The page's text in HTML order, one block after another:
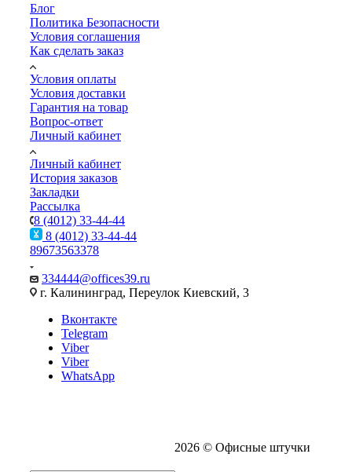
Блог
Политика Безопасности
Условия соглашения
Как сделать заказ
Условия оплаты
Условия доставки
Гарантия на товар
Вопрос-ответ
Личный кабинет
Личный кабинет
История заказов
Закладки
Рассылка
8 (4012) 33-44-44
8 (4012) 33-44-44
89673563378
334444@offices39.ru
г. Калининград, Переулок Киевский, 3
Вконтакте
Telegram
Viber
Viber
WhatsApp
2026 © Офисные штучки